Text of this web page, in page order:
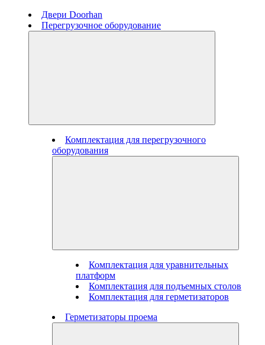
Двери Doorhan
Перегрузочное оборудование
Комплектация для перегрузочного
оборудования
Комплектация для уравнительных
платформ
Комплектация для подъемных столов
Комплектация для герметизаторов
Герметизаторы проема